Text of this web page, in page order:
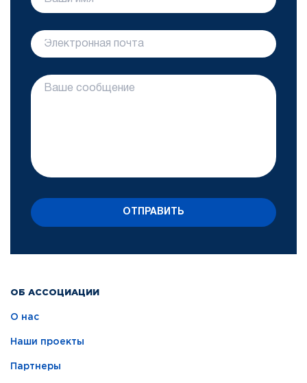
ОБ АССОЦИАЦИИ
О нас
Наши проекты
Партнеры
ОТПРАВИТЬ